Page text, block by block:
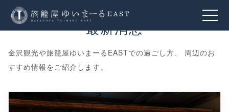
最新消息
金沢観光や旅籠屋ゆいまーるEASTでの過ごし方、 周辺のお
すすめ情報をご紹介します。